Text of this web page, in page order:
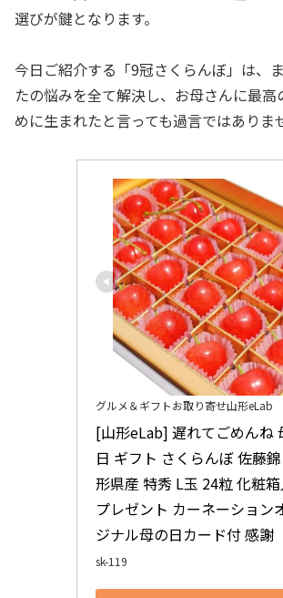
選びが鍵となります。
今日ご紹介する「9冠さくらんぼ」は、
たの悩みを全て解決し、お母さんに最高
めに生まれたと言っても過言ではありま
グルメ＆ギフトお取り寄せ山形eLab
[山形eLab] 遅れてごめんね
日 ギフト さくらんぼ 佐藤
形県産 特秀 L玉 24粒 化粧箱
プレゼント カーネーション
ジナル母の日カード付 感謝
sk-119